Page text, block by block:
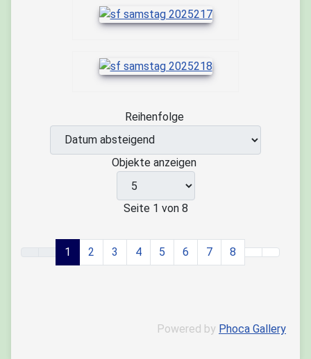
Reihenfolge
Objekte anzeigen
Seite 1 von 8
1 2 3 4 5 6 7 8
Powered by Phoca Gallery